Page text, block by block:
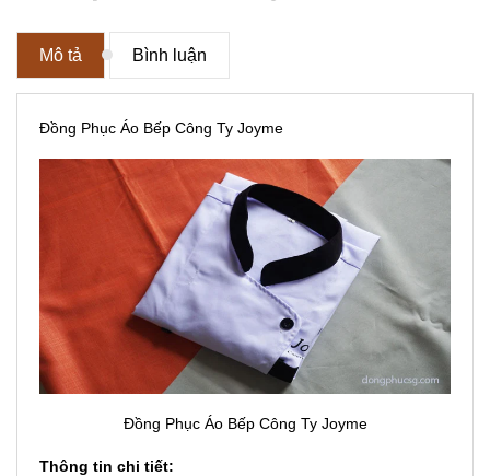
Mô tả Bình luận
Đồng Phục Áo Bếp Công Ty Joyme
Đồng Phục Áo Bếp Công Ty Joyme
Thông tin chi tiết: